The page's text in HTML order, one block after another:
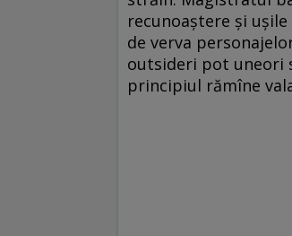
recunoaștere și
de verva
outsideri pot uneori
principiul rămîne